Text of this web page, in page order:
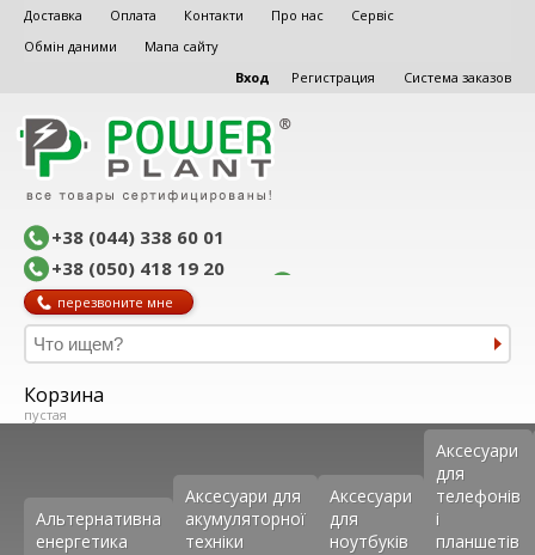
Доставка Оплата Контакти Про нас
Сервіс
Обмін даними
Мапа сайту
Вход
Регистрация Система заказов
+38 (044) 338 60 01
+38 (050) 418 19 20
перезвоните мне
Корзина
пустая
Альтернативна
енергетика
Аксесуари для
акумуляторної
техніки
Аксесуари
для
ноутбуків
Аксеcуари
для
телефонів
і
планшетів